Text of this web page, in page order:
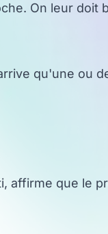
On leur doit
qu'une ou
affirme que le